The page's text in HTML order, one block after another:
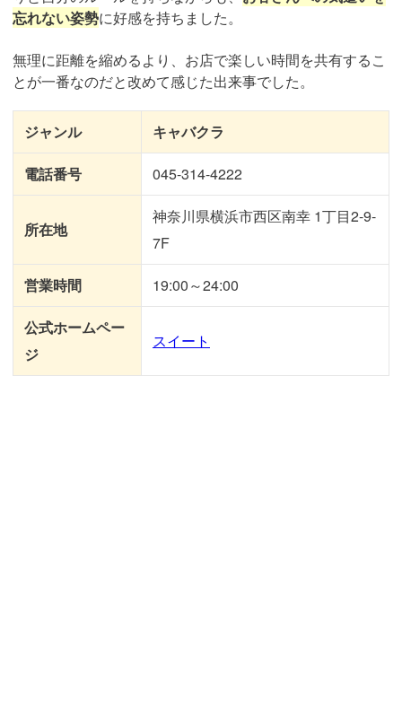
忘れない姿勢に好感を持ちました。
無理に距離を縮めるより、お店で楽しい時間を共有するこ
とが一番なのだと改めて感じた出来事でした。
ジャンル キャバクラ
電話番号 045-314-4222
所在地
神奈川県横浜市西区南幸 1丁目2-9-
7F
営業時間 19:00～24:00
公式ホームペー
ジ
スイート